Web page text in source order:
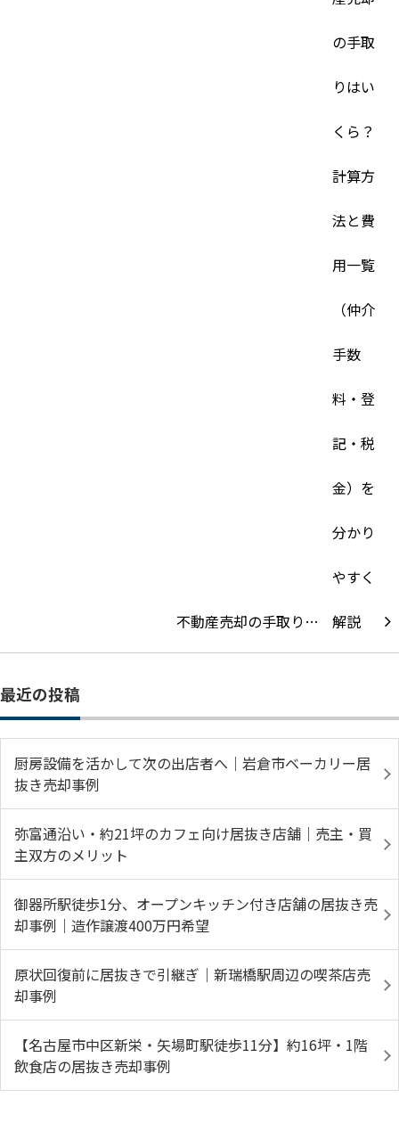
不動産売却の手取り…
最近の投稿
厨房設備を活かして次の出店者へ｜岩倉市ベーカリー居
抜き売却事例
弥富通沿い・約21坪のカフェ向け居抜き店舗｜売主・買
主双方のメリット
御器所駅徒歩1分、オープンキッチン付き店舗の居抜き売
却事例｜造作譲渡400万円希望
原状回復前に居抜きで引継ぎ｜新瑞橋駅周辺の喫茶店売
却事例
【名古屋市中区新栄・矢場町駅徒歩11分】約16坪・1階
飲食店の居抜き売却事例